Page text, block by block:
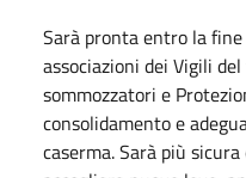
Sarà pronta entro la fine
associazioni dei Vigili
sommozzatori e
consolidamento e
caserma. Sarà più